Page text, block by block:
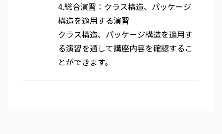
4.総合演習：クラス構造、パッケージ
構造を適用する演習
クラス構造、パッケージ構造を適用す
る演習を通して講座内容を確認するこ
とができます。